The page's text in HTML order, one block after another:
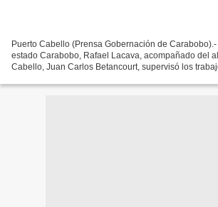
Puerto Cabello (Prensa Gobernación de
estado Carabobo, Rafael Lacava, acompañado del
Cabello, Juan Carlos Betancourt, supervisó los